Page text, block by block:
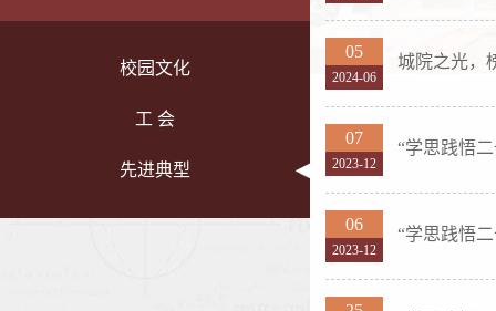
校园文化
工 会
先进典型
05
2024-06
城院之光，
07
2023-12
“学思践悟
06
2023-12
“学思践悟